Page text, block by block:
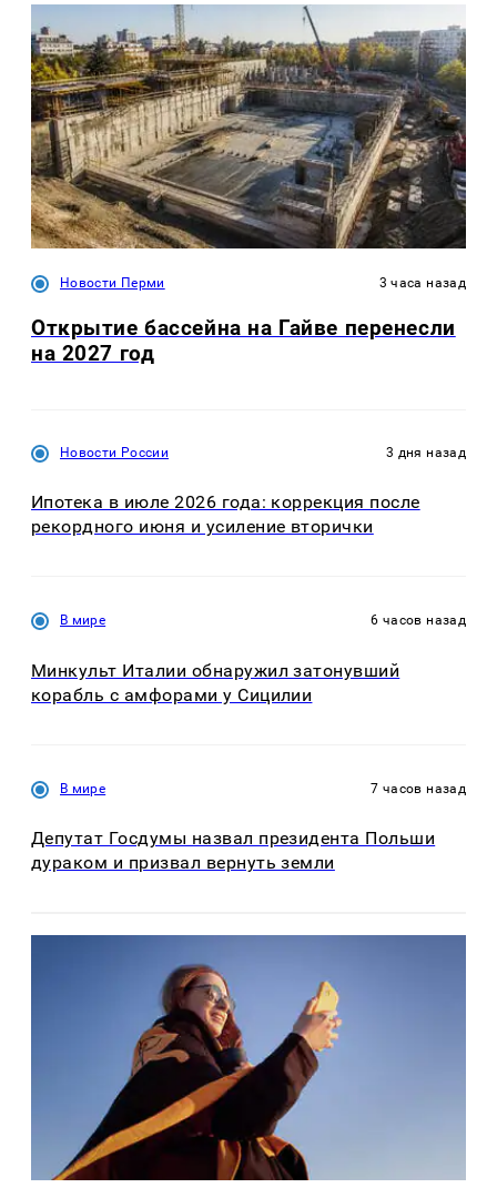
Новости Перми 3 часа назад
Открытие бассейна на Гайве перенесли
на 2027 год
Новости России 3 дня назад
Ипотека в июле 2026 года: коррекция после
рекордного июня и усиление вторички
В мире 6 часов назад
Минкульт Италии обнаружил затонувший
корабль с амфорами у Сицилии
В мире 7 часов назад
Депутат Госдумы назвал президента Польши
дураком и призвал вернуть земли